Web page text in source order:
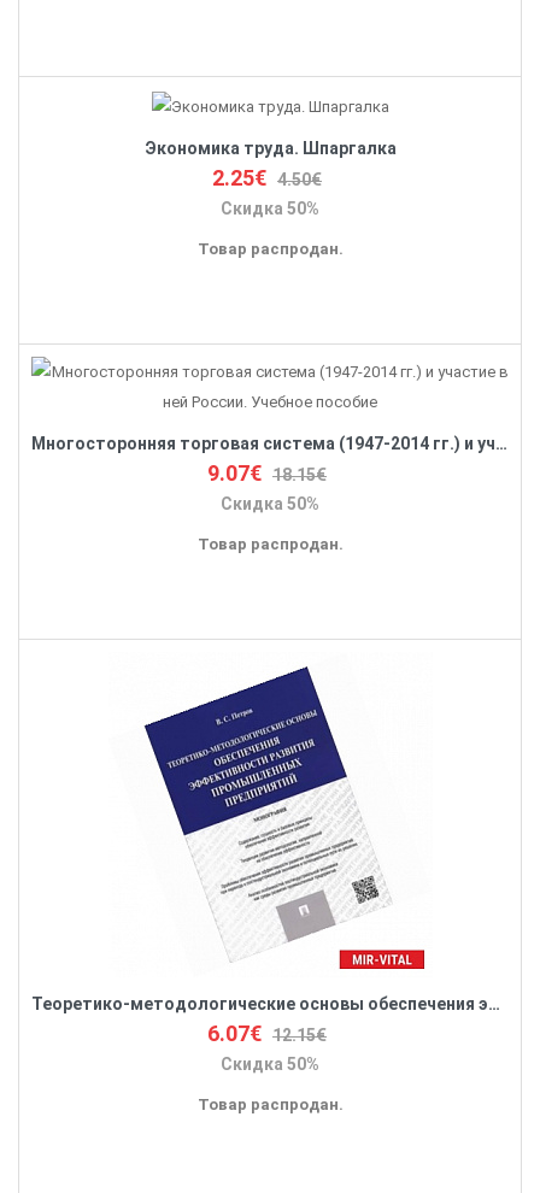
Экономика труда. Шпаргалка
2.25€ 4.50€
Скидка 50%
Товар распродан.
Многосторонняя торговая система (1947-2014 гг.) и участие в ней России. Учебное пособие
9.07€ 18.15€
Скидка 50%
Товар распродан.
Теоретико-методологические основы обеспечения эффективности развития промышленных предприятий
6.07€ 12.15€
Скидка 50%
Товар распродан.